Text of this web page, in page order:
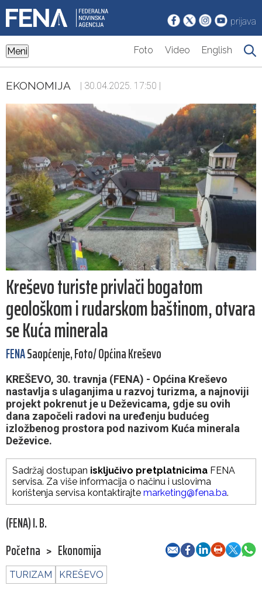
prijava
Meni Foto Video English
EKONOMIJA | 30.04.2025. 17:50 |
Kreševo turiste privlači bogatom
geološkom i rudarskom baštinom, otvara
se Kuća minerala
FENASaopćenje, Foto/ Općina Kreševo
KREŠEVO, 30. travnja (FENA) - Općina Kreševo
nastavlja s ulaganjima u razvoj turizma, a najnoviji
projekt pokrenut je u Deževicama, gdje su ovih
dana započeli radovi na uređenju budućeg
izložbenog prostora pod nazivom Kuća minerala
Deževice.
Sadržaj dostupan isključivo pretplatnicima FENA
servisa. Za više informacija o načinu i uslovima
korištenja servisa kontaktirajte marketing@fena.ba.
(FENA) I. B.
Početna > Ekonomija
TURIZAM KREŠEVO